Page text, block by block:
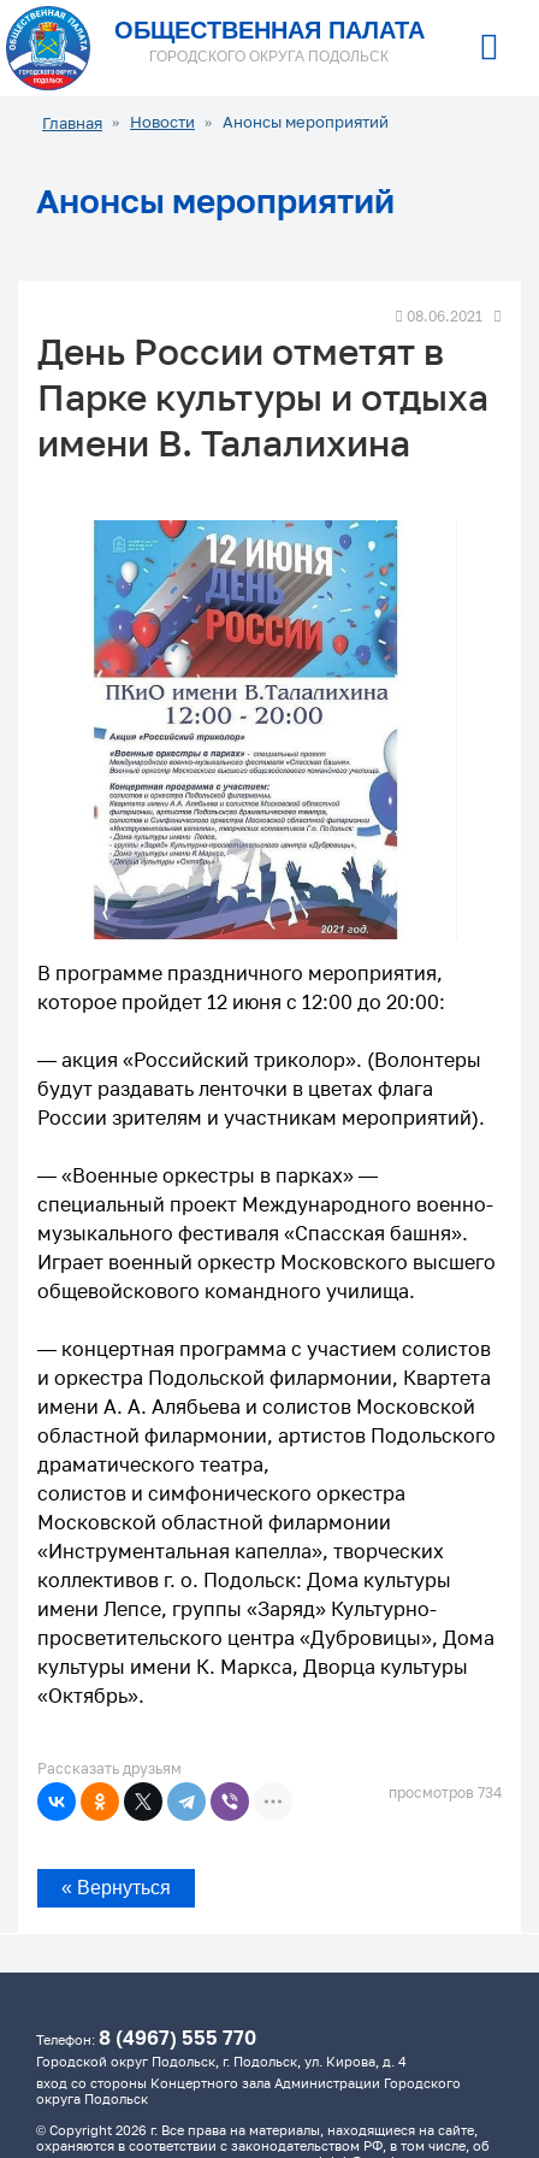
ОБЩЕСТВЕННАЯ ПАЛАТА
ГОРОДСКОГО ОКРУГА ПОДОЛЬСК
Главная Новости Анонсы мероприятий
Анонсы мероприятий
08.06.2021
День России отметят в
Парке культуры и отдыха
имени В. Талалихина
В программе праздничного мероприятия,
которое пройдет 12 июня с 12:00 до 20:00:
— акция «Российский триколор». (Волонтеры
будут раздавать ленточки в цветах флага
России зрителям и участникам мероприятий).
— «Военные оркестры в парках» —
специальный проект Международного военно-
музыкального фестиваля «Спасская башня».
Играет военный оркестр Московского высшего
общевойскового командного училища.
— концертная программа с участием солистов
и оркестра Подольской филармонии, Квартета
имени А. А. Алябьева и солистов Московской
областной филармонии, артистов Подольского
драматического театра,
солистов и симфонического оркестра
Московской областной филармонии
«Инструментальная капелла», творческих
коллективов г. о. Подольск: Дома культуры
имени Лепсе, группы «Заряд» Культурно-
просветительского центра «Дубровицы», Дома
культуры имени К. Маркса, Дворца культуры
«Октябрь».
просмотров 734
Рассказать друзьям
« Вернуться
Телефон: 8 (4967) 555 770
Городской округ Подольск, г. Подольск, ул. Кирова, д. 4
вход со стороны Концертного зала Администрации Городского
округа Подольск
© Copyright 2026 г. Все права на материалы, находящиеся на сайте,
охраняются в соответствии с законодательством РФ, в том числе, об